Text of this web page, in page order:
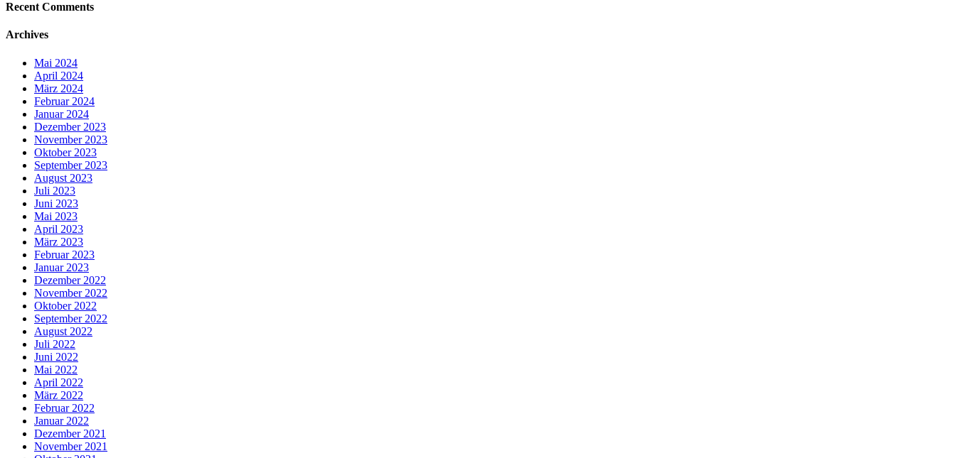
Recent Comments
Archives
Mai 2024
April 2024
März 2024
Februar 2024
Januar 2024
Dezember 2023
November 2023
Oktober 2023
September 2023
August 2023
Juli 2023
Juni 2023
Mai 2023
April 2023
März 2023
Februar 2023
Januar 2023
Dezember 2022
November 2022
Oktober 2022
September 2022
August 2022
Juli 2022
Juni 2022
Mai 2022
April 2022
März 2022
Februar 2022
Januar 2022
Dezember 2021
November 2021